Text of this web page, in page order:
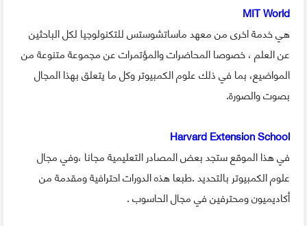
MIT World
هي خدمة اخرى من معهد ماساتشوستس للتكنولوجيا لكل الباحثين
عن العلم ، خصوصا المحاضرات والمؤتمرات عن مجموعة متنوعة من
المواضيع، بما في ذلك علوم الكمبيوتر وكل ما يتعلق بهذا المجال
بصوت والصورة.
Harvard Extension School
في هذا الموقع ستجد بعض المصادر التعليمية مجانا ،وفي مجال
علوم الكمبيوتر بالتحديد .طبعا هذه الدورات احترافية ومقدمة من
أكاديميون ومحترفين في مجال الحاسوب .